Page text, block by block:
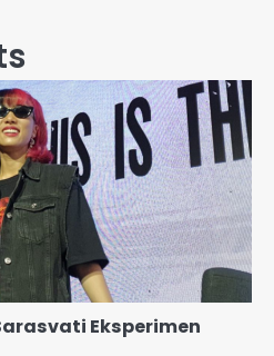
Eksperimen